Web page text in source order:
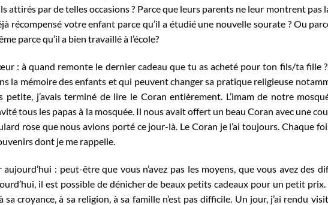
attirés par de telles occasions ? Parce que leurs parents ne leur montrent pas
récompensé votre enfant parce qu’il a étudié une nouvelle sourate ? Ou
parce qu’il a bien travaillé à l’école?
: à quand remonte le dernier cadeau que tu as acheté pour ton fils/ta fille
la mémoire des enfants et qui peuvent changer sa pratique religieuse
petite, j’avais terminé de lire le Coran entièrement. L’imam de notre
tous les papas à la mosquée. Il nous avait offert un beau Coran avec une
rose que nous avions porté ce jour-là. Le Coran je l’ai toujours. Chaque
dont je me rappelle.
: peut-être que vous n’avez pas les moyens, que vous avez des
il est possible de dénicher de beaux petits cadeaux pour un petit prix.
croyance, à sa religion, à sa famille n’est pas difficile. Un jour, j’ai rendu